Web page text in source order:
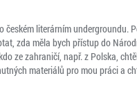
literárním undergroundu.
zda měla bych přístup do
ze zahraničí, např. z Polska,
materiálů pro mou práci a